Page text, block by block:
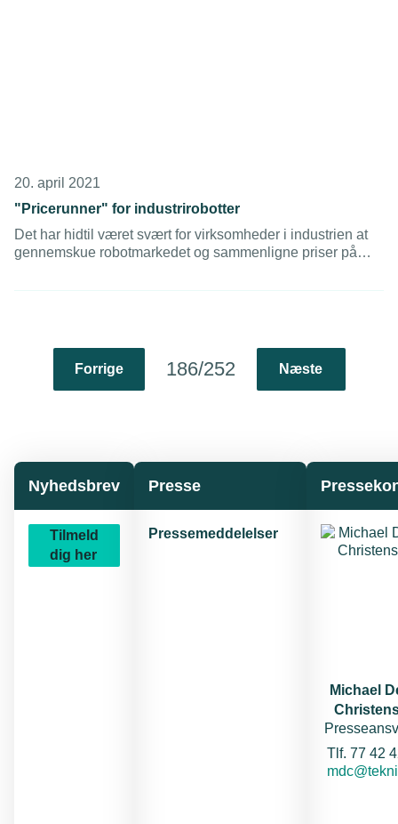
20. april 2021
"Pricerunner" for industrirobotter
Det har hidtil været svært for virksomheder i industrien at
gennemskue robotmarkedet og sammenligne priser på
Forrige 186/252 Næste
Nyhedsbrev
Tilmeld
dig her
Presse
Pressemeddelelser
Michael
Tlf. 77 42
E-mail: